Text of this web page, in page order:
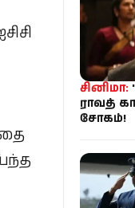
சினிமா:
ராவத்
சோகம்!